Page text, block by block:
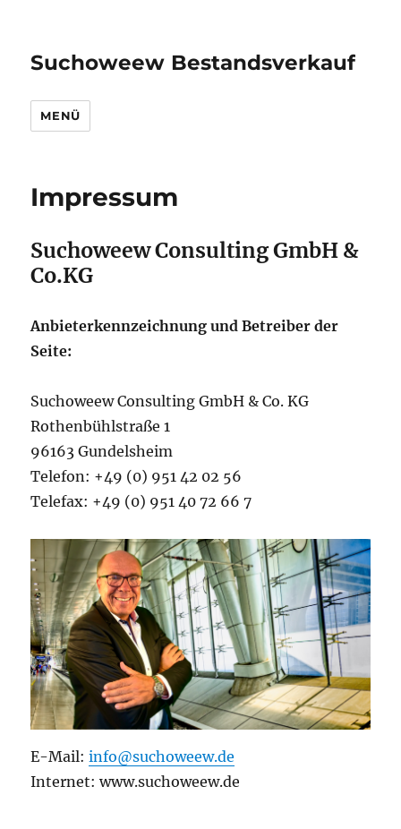
Suchoweew Bestandsverkauf
MENÜ
Impressum
Suchoweew Consulting GmbH &
Co.KG
Anbieterkennzeichnung und Betreiber der
Seite:
Suchoweew Consulting GmbH & Co. KG
Rothenbühlstraße 1
96163 Gundelsheim
Telefon: +49 (0) 951 42 02 56
Telefax: +49 (0) 951 40 72 66 7
E-Mail:info@suchoweew.de
Internet: www.suchoweew.de